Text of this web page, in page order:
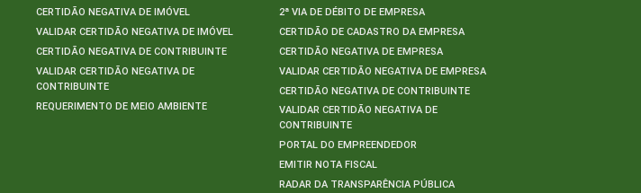
CERTIDÃO NEGATIVA DE IMÓVEL
VALIDAR CERTIDÃO NEGATIVA DE IMÓVEL
CERTIDÃO NEGATIVA DE CONTRIBUINTE
VALIDAR CERTIDÃO NEGATIVA DE
CONTRIBUINTE
REQUERIMENTO DE MEIO AMBIENTE
2ª VIA DE DÉBITO DE EMPRESA
CERTIDÃO DE CADASTRO DA EMPRESA
CERTIDÃO NEGATIVA DE EMPRESA
VALIDAR CERTIDÃO NEGATIVA DE EMPRESA
CERTIDÃO NEGATIVA DE CONTRIBUINTE
VALIDAR CERTIDÃO NEGATIVA DE
CONTRIBUINTE
PORTAL DO EMPREENDEDOR
EMITIR NOTA FISCAL
RADAR DA TRANSPARÊNCIA PÚBLICA